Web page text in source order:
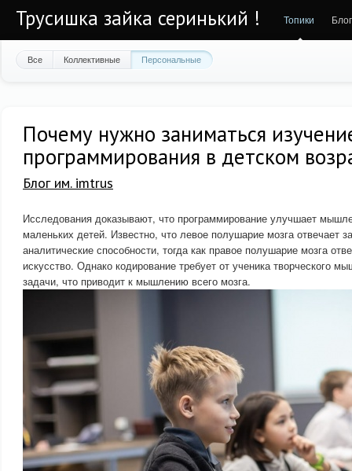
Трусишка зайка серинький ! Топики
Все Коллективные Персональные
Почему нужно заниматься
программирования в детском
Блог им. imtrus
Исследования доказывают, что программирование улучшает
маленьких детей. Известно, что левое полушарие мозга отвечает
аналитические способности, тогда как правое полушарие мозга
искусство. Однако кодирование требует от ученика творческого
задачи, что приводит к мышлению всего мозга.